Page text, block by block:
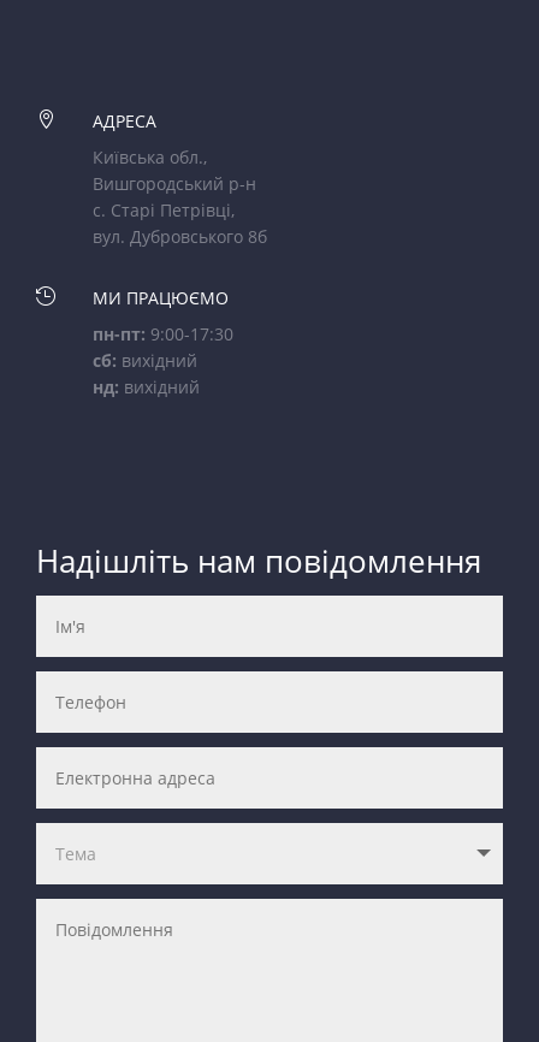

АДРЕСА
Київська обл.,
Вишгородський р-н
с. Старі Петрівці,
вул. Дубровського 8б

МИ ПРАЦЮЄМО
пн-пт: 9:00-17:30
сб: вихідний
нд: вихідний
Надішліть нам повідомлення